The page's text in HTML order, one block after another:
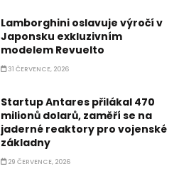
Lamborghini oslavuje výročí v
Japonsku exkluzivním
modelem Revuelto
31 ČERVENCE, 2026
Startup Antares přilákal 470
milionů dolarů, zaměří se na
jaderné reaktory pro vojenské
základny
29 ČERVENCE, 2026